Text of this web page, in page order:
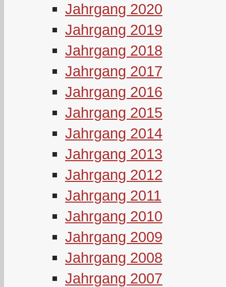
Jahrgang 2020
Jahrgang 2019
Jahrgang 2018
Jahrgang 2017
Jahrgang 2016
Jahrgang 2015
Jahrgang 2014
Jahrgang 2013
Jahrgang 2012
Jahrgang 2011
Jahrgang 2010
Jahrgang 2009
Jahrgang 2008
Jahrgang 2007